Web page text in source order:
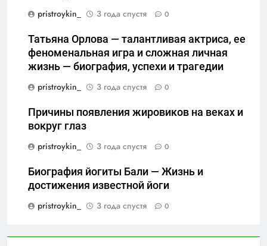
pristroykin_
3 года спустя 0
Татьяна Орлова — талантливая актриса, ее
феноменальная игра и сложная личная
жизнь — биография, успехи и трагедии
pristroykin_
3 года спустя 0
Причины появления жировиков на веках и
вокруг глаз
pristroykin_
3 года спустя 0
Биография йогиты Бали — Жизнь и
достижения известной йоги
pristroykin_
3 года спустя 0